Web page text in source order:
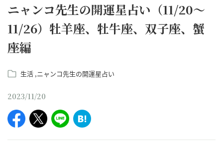
ニャンコ先生の開運星占い（11/20～
11/26）牡羊座、牡牛座、双子座、蟹
座編
生活 ニャンコ先生の開運星占い
2023/11/20